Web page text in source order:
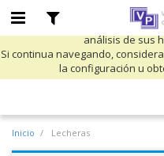
Utilizamos cookies propias y de
y mostrarle publicidad
análisis de sus
Si continua navegando,
la configuración u
Inicio Lecheras